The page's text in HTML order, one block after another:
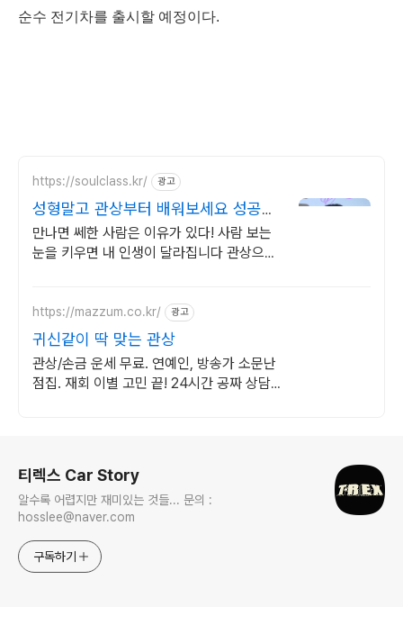
순수 전기차를 출시할 예정이다.
https://soulclass.kr/ 광고
성형말고 관상부터 배워보세요 성공을
부르는 얼굴로 만들기
만나면 쎄한 사람은 이유가 있다! 사람 보는
눈을 키우면 내 인생이 달라집니다 관상으로
https://mazzum.co.kr/ 광고
귀신같이 딱 맞는 관상
관상/손금 운세 무료. 연예인, 방송가 소문난
점집. 재회 이별 고민 끝! 24시간 공짜 상담,
티렉스 Car Story
알수록 어렵지만 재미있는 것들... 문의 :
hosslee@naver.com
구독하기